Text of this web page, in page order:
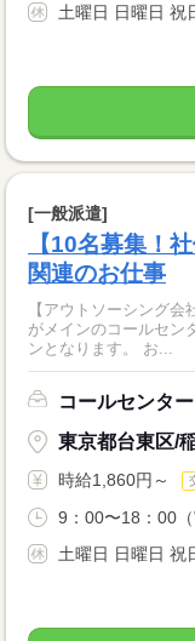
土曜日 日曜日 祝
[一般派遣]
【10名募集！
関連のお仕事
【アウトソーシング
がメインのコールセンターでのお
ンとなります。 お...
コールセンタ
東京都台東区/
時給1,860円～
9：00〜18：00
土曜日 日曜日 祝